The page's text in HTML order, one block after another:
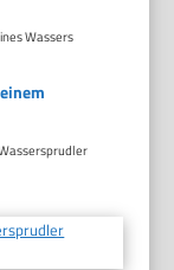
Wassers